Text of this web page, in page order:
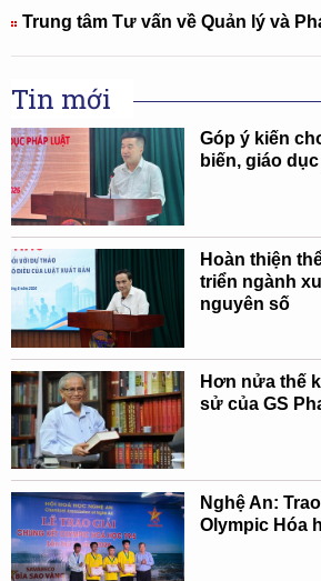
Trung tâm Tư vấn về Quản lý và
Tin mới
Góp ý kiến
biến, giáo
Hoàn thiện
triển ngành
nguyên số
Hơn nửa thế
sử của GS
Nghệ An:
Olympic Hóa